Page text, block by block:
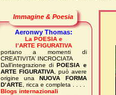
Immagine & Poesia
Aeronwy Thomas:
La POESIA e
l’ARTE FIGURATIVA
portano a momenti di
CREATIVITA’ INCROCIATA
Dall’integrazione diPOESIA e
ARTE FIGURATIVA, può avere
origine unaNUOVA FORMA
D’ARTE , ricca e completa . . . .
Blogs internazionali